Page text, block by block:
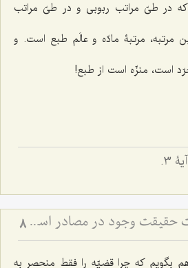
در طیّ مراتب ربوبی و در طیّ مراتب
مرتبه، مرتبۀ مادّه و عالَم طبع است. و
است، منزّه است از طبع!
بررسی مسئلۀ وحدت حقیقت وجود در مصادر اسلامی (4) - ذکر روایات دالّ بر وحدت حقّۀ حقیقیّه 8
بگویم که چرا قضیّه را فقط منحصر به